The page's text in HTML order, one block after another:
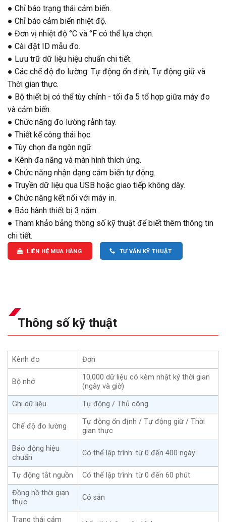
● Chỉ báo trạng thái cảm biến.
● Chỉ báo cảm biến nhiệt độ.
● Đơn vị nhiệt độ °C và °F có thể lựa chọn.
● Cài đặt ID mẫu đo.
● Lưu trữ dữ liệu hiệu chuẩn chi tiết.
● Các chế độ đo lường: Tự động ổn định, Tự động giữ và
Thời gian thực.
● Bộ thiết bị có thể tùy chỉnh - tối đa 5 tổ hợp giữa máy đo
và cảm biến.
● Chức năng đo lường rảnh tay.
● Thiết kế công thái học.
● Tùy chọn đa ngôn ngữ.
● Kênh đa năng và màn hình thích ứng.
● Chức năng nhận dạng cảm biến tự động.
● Truyền dữ liệu qua USB hoặc giao tiếp không dây.
● Chức năng kết nối với máy in.
● Bảo hành thiết bị 3 năm.
● Tham khảo bảng thông số kỹ thuật để biết thêm thông tin
chi tiết.
LIÊN HỆ MUA HÀNG TƯ VẤN KỸ THUẬT
Thông số kỹ thuật
Kênh đo Đơn
Bộ nhớ
10,000 dữ liệu có kèm nhật ký thời gian
(ngày và giờ)
Ghi dữ liệu Tự động / Thủ công
Chế độ đo lường
Tự động ổn định / Tự động giữ / Thời
gian thực
Báo động hiệu
chuẩn
Có thể lập trình: từ 0 đến 400 ngày
Tự động tắt nguồn Có thể lập trình: từ 0 đến 60 phút
Đồng hồ thời gian
thực
Có sẵn
Trạng thái cảm